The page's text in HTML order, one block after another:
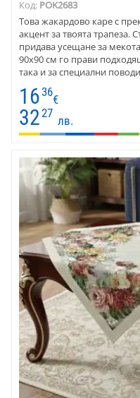
Код: POK2683
Това жакардово каре с
акцент за твоята трапеза.
придава усещане за
90x90 см го прави
така и за специални
кремав фон създават
усещане за хармония и
и романтични интериори ,
елегантни прибори,
лавандулови или
16 36
€
3227
лв.